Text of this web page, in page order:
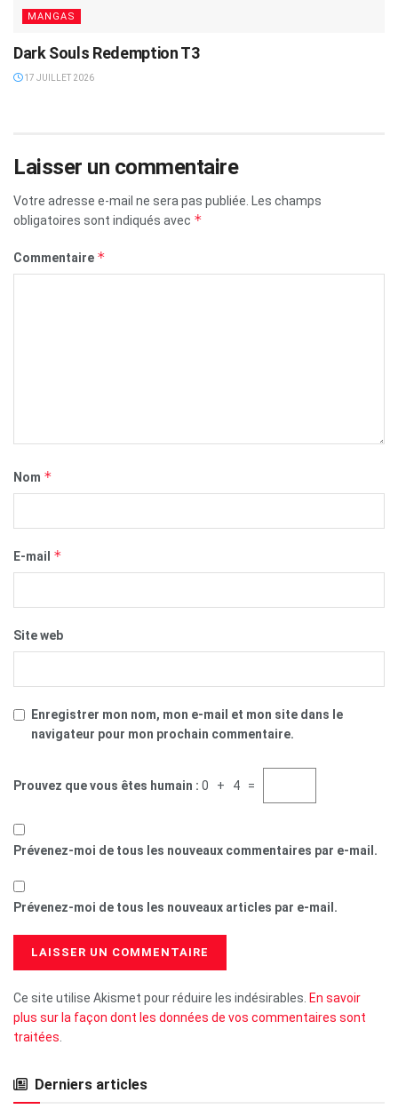
MANGAS
Dark Souls Redemption T3
17 JUILLET 2026
Laisser un commentaire
Votre adresse e-mail ne sera pas publiée.
Les champs
obligatoires sont indiqués avec *
Commentaire *
Nom *
E-mail *
Site web
Enregistrer mon nom, mon e-mail et mon site dans le
navigateur pour mon prochain commentaire.
Prouvez que vous êtes humain : 0 + 4 =
Prévenez-moi de tous les nouveaux commentaires par e-mail.
Prévenez-moi de tous les nouveaux articles par e-mail.
Ce site utilise Akismet pour réduire les indésirables. En savoir
plus sur la façon dont les données de vos commentaires sont
traitées
Derniers articles